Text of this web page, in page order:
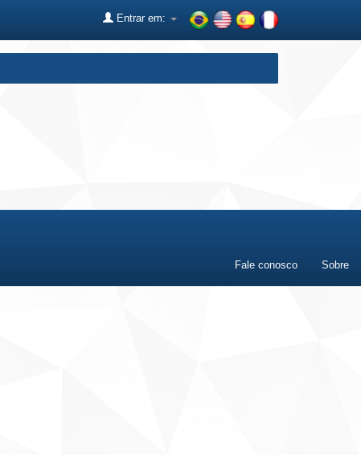
Entrar em:
Fale conosco Sobre